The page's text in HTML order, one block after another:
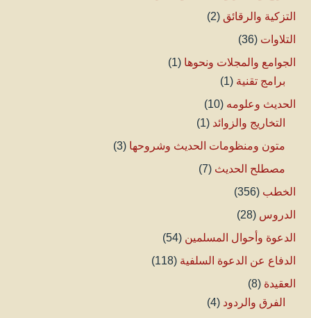
التزكية والرقائق (2)
التلاوات (36)
الجوامع والمجلات ونحوها (1)
برامج تقنية (1)
الحديث وعلومه (10)
التخاريج والزوائد (1)
متون ومنظومات الحديث وشروحها (3)
مصطلح الحديث (7)
الخطب (356)
الدروس (28)
الدعوة وأحوال المسلمين (54)
الدفاع عن الدعوة السلفية (118)
العقيدة (8)
الفرق والردود (4)